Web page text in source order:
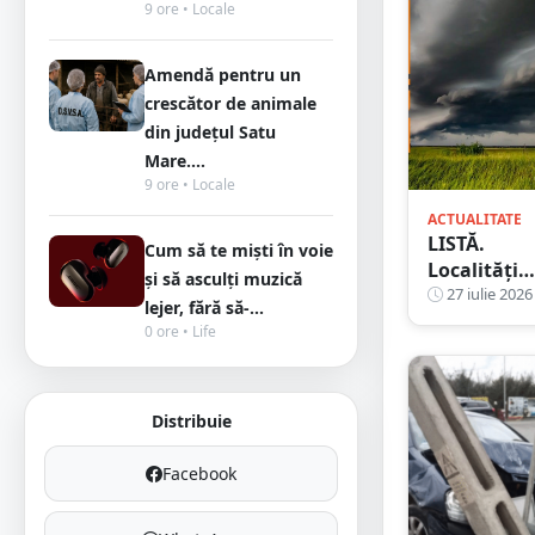
9 ore • Locale
Amendă pentru un
crescător de animale
din județul Satu
Mare....
9 ore • Locale
Cum să te miști în voie
și să asculți muzică
lejer, fără să-...
0 ore • Life
Distribuie
Facebook
ACTUALITATE
LISTĂ.
Localități
din Satu
Mare sub
Cod
portocaliu
de furtună,
grindină și
vijelie
27 iulie 2026